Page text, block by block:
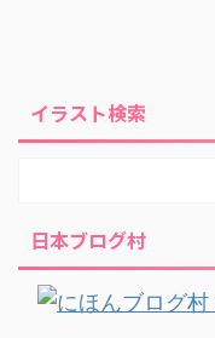
イラスト検索
日本ブログ村